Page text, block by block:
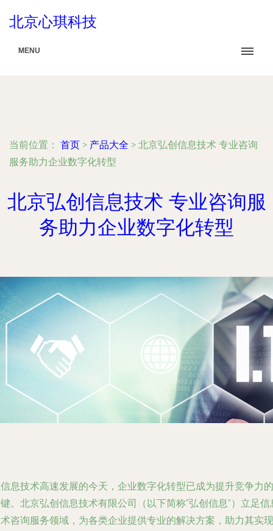
北京心琪科技
MENU
当前位置： 首页 > 产品大全 > 北京弘创信息技术 专业咨询
服务助力企业数字化转型
北京弘创信息技术 专业咨询服
务助力企业数字化转型
息技术高速发展的今天，企业数字化转型已成为提升竞争力的
。北京弘创信息技术有限公司（以下简称“弘创信息”）立足信
咨询服务领域，为各类企业提供专业的解决方案，助力其实现